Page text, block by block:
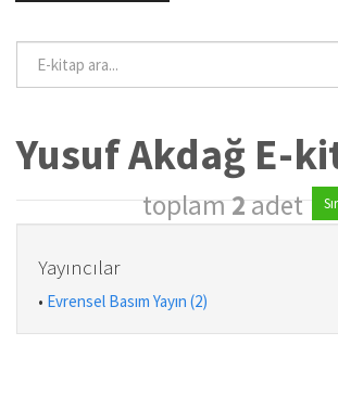
Yusuf Akdağ E-
toplam2adet
Yayıncılar
• Evrensel Basım Yayın (2)